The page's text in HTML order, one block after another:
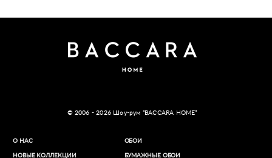
© 2006 - 2026 Шоу-рум “BACCARA HOME”
О НАС
НОВЫЕ КОЛЛЕКЦИИ
ОБОИ
БУМАЖНЫЕ ОБОИ